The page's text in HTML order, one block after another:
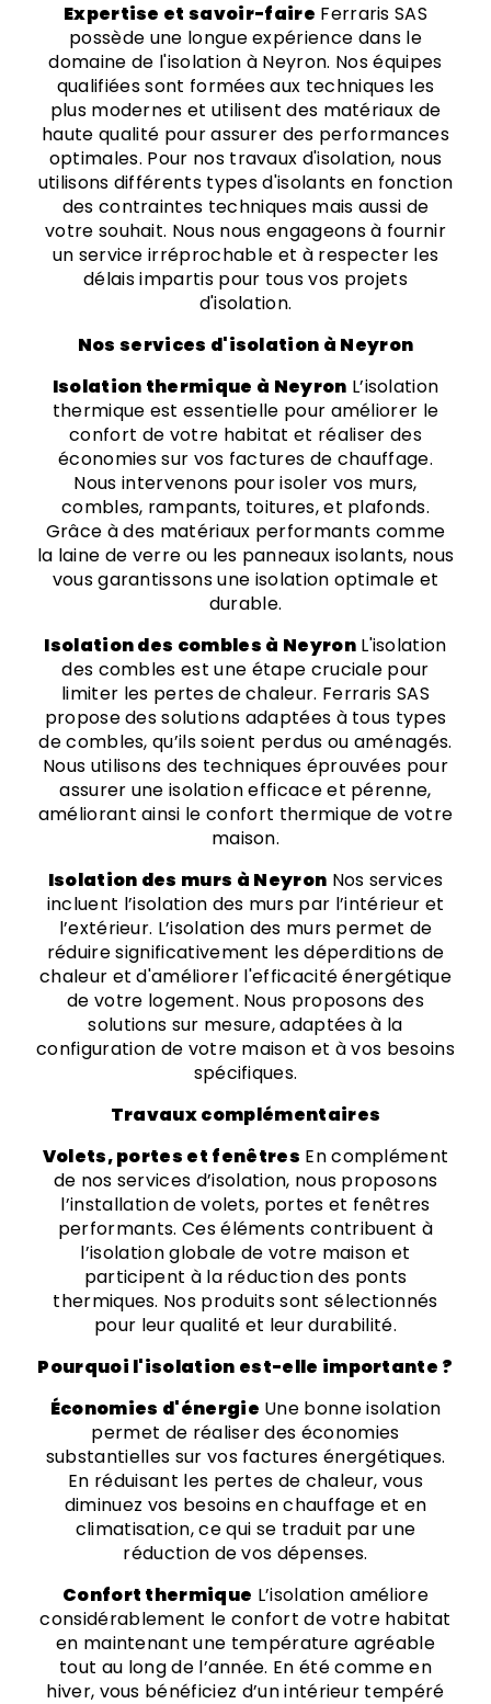
Expertise et savoir-faire Ferraris SAS
possède une longue expérience dans le
domaine de l'isolation à Neyron. Nos équipes
qualifiées sont formées aux techniques les
plus modernes et utilisent des matériaux de
haute qualité pour assurer des performances
optimales. Pour nos travaux d'isolation, nous
utilisons différents types d'isolants en fonction
des contraintes techniques mais aussi de
votre souhait. Nous nous engageons à fournir
un service irréprochable et à respecter les
délais impartis pour tous vos projets
d'isolation.
Nos services d'isolation à Neyron
Isolation thermique à Neyron L’isolation
thermique est essentielle pour améliorer le
confort de votre habitat et réaliser des
économies sur vos factures de chauffage.
Nous intervenons pour isoler vos murs,
combles, rampants, toitures, et plafonds.
Grâce à des matériaux performants comme
la laine de verre ou les panneaux isolants, nous
vous garantissons une isolation optimale et
durable.
Isolation des combles à NeyronL'isolation
des combles est une étape cruciale pour
limiter les pertes de chaleur. Ferraris SAS
propose des solutions adaptées à tous types
de combles, qu’ils soient perdus ou aménagés.
Nous utilisons des techniques éprouvées pour
assurer une isolation efficace et pérenne,
améliorant ainsi le confort thermique de votre
maison.
Isolation des murs à Neyron Nos services
incluent l’isolation des murs par l’intérieur et
l’extérieur. L’isolation des murs permet de
réduire significativement les déperditions de
chaleur et d'améliorer l'efficacité énergétique
de votre logement. Nous proposons des
solutions sur mesure, adaptées à la
configuration de votre maison et à vos besoins
spécifiques.
Travaux complémentaires
Volets, portes et fenêtres En complément
de nos services d’isolation, nous proposons
l’installation de volets, portes et fenêtres
performants. Ces éléments contribuent à
l’isolation globale de votre maison et
participent à la réduction des ponts
thermiques. Nos produits sont sélectionnés
pour leur qualité et leur durabilité.
Pourquoi l'isolation est-elle importante ?
Économies d'énergie Une bonne isolation
permet de réaliser des économies
substantielles sur vos factures énergétiques.
En réduisant les pertes de chaleur, vous
diminuez vos besoins en chauffage et en
climatisation, ce qui se traduit par une
réduction de vos dépenses.
Confort thermique L’isolation améliore
considérablement le confort de votre habitat
en maintenant une température agréable
tout au long de l’année. En été comme en
hiver, vous bénéficiez d’un intérieur tempéré